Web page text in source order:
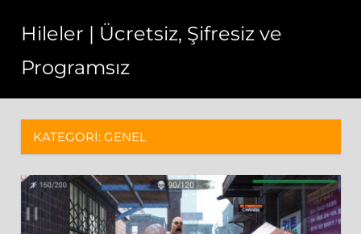
content
Hileler | Ücretsiz, Şifresiz ve
Programsız
bir
şekilde
çalışmaktadır.
KATEGORI: GENEL